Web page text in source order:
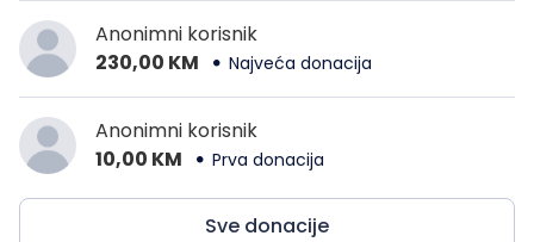
Anonimni korisnik
230,00 KM
Najveća donacija
Anonimni korisnik
10,00 KM
Prva donacija
Sve donacije